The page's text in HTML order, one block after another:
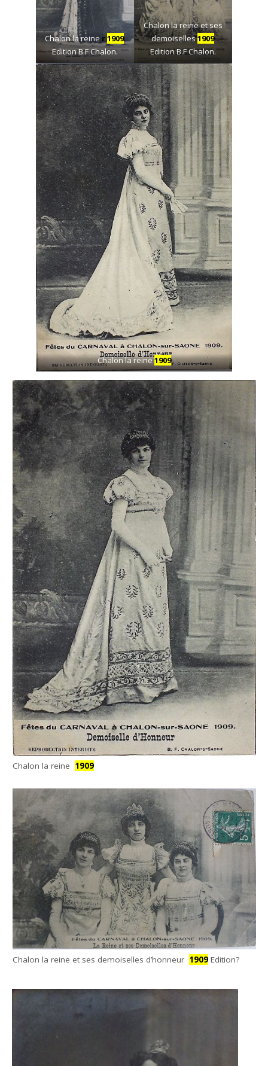
Chalon la reiner1909.
Edition B.F Chalon.
Chalon la reine et ses
demoiselles1909
Edition B.F Chalon.
Chalon la reine1909
Chalon la reine 1909
Chalon la reine et ses demoiselles d’honneur 1909Edition?